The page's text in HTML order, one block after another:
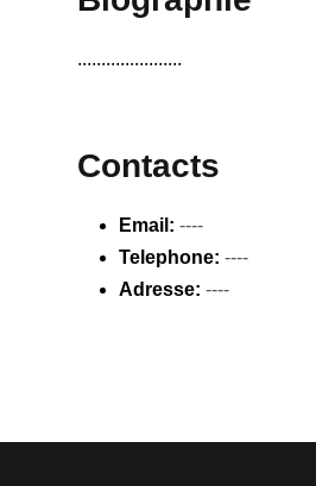
......................
Contacts
Email: ----
Telephone: ----
Adresse: ----